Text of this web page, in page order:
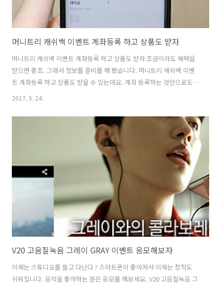
머니트리 캐쉬백 이벤트 계좌등록 하고 상품도 받자
머니트리 캐쉬백 이벤트 계좌등록 하고 상품도 받자 조금이라도 혜택을
받으면 좋죠. 그래서 정보를 준비를 해 봤습니다. 머니트리 캐쉬백 이벤
트 계좌등록 하고 상품도 받을 수 있는데요. 계좌 등록하는 것만으로도
카페베네 아메리카노 추첨으로 받을 수 있습니다. 머니트리 계좌 등록 후
1000원을 주는 이벤트도 있네요. 온라인 오프라인 모두 사용이 가능한데
요. 머니트리를 이용해서 간편결제를 할 수 있고 외부포인트를 교환하여
사용도 가능합니다. 잠자고 있는 쿠폰을 깨워서 그것을 현금처럼 사용할
수 있게 해주는 서비스인데요. 참고로 선물도 가능합니다. 머니트리 캐쉬
백 이벤트 계좌등록 하고 상품도 받자 일단 머니트리에 계좌 등록을 하고
혜택을 받..
2017. 5. 24.
V20 고음질녹음 그레이 GRAY 이벤트 응모해보자
이제는 스튜디오를 들고 다닌다 ? 스마트폰이 좋아져서 이제는 창작도
쉬워집니다. 음악을 좋아하는 분은 응모를 해보세요. V20 고음질녹음 그